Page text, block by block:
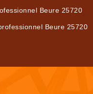
Beure 25720
Beure 25720